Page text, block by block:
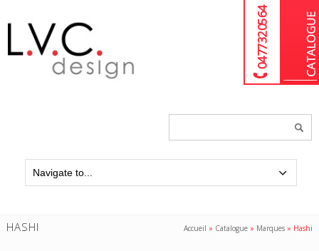
04 77 32 05 64
HASHI Accueil » Catalogue » Marques » Hashi